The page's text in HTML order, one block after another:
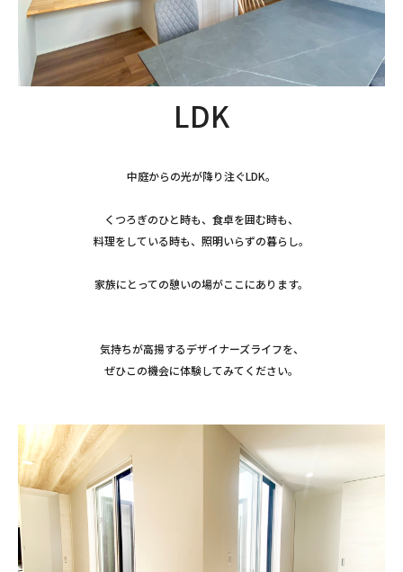
LDK
中庭からの光が降り注ぐLDK。
くつろぎのひと時も、食卓を囲む時も、
料理をしている時も、照明いらずの暮らし。
家族にとっての憩いの場がここにあります。
気持ちが高揚するデザイナーズライフを、
ぜひこの機会に体験してみてください。